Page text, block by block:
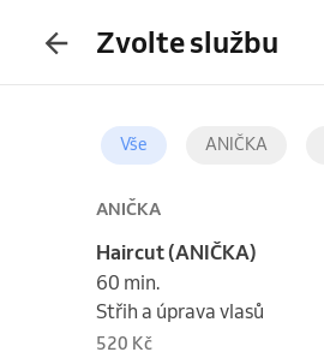
Zvolte službu
Vše ANIČKA
ANIČKA
Haircut (ANIČKA)
60 min.
Střih a úprava vlasů
520 Kč